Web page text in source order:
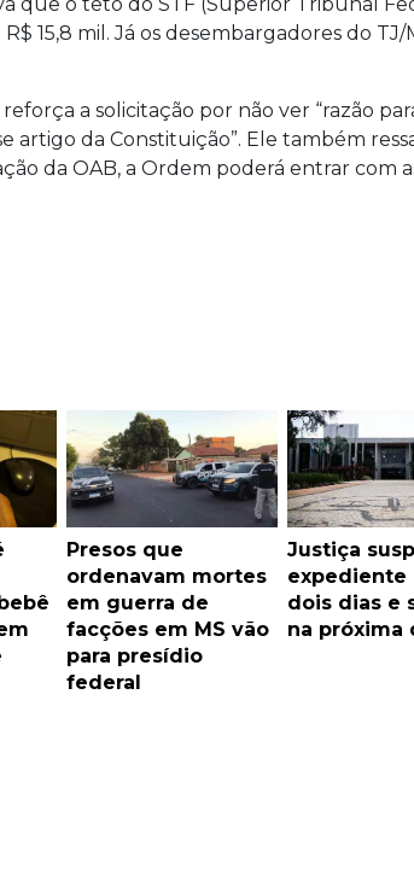
15,8 mil. Já os desembargadores do TJ/
a solicitação por não ver “razão
artigo da Constituição”. Ele também
da OAB, a Ordem poderá entrar com
Presos que
ordenavam mortes
em guerra de
facções em MS vão
para presídio
federal
Justiça
expediente
dois dias e
na próxima